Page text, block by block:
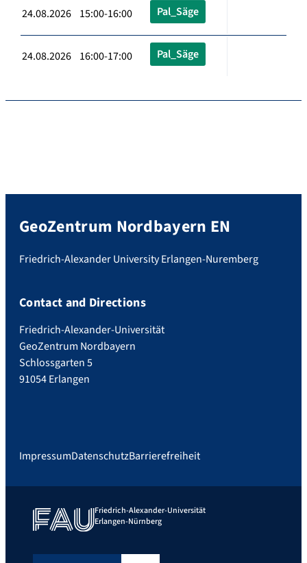
24.08.2026 15:00-16:00 Pal_Säge
24.08.2026 16:00-17:00 Pal_Säge
GeoZentrum Nordbayern EN
Friedrich-Alexander University Erlangen-Nuremberg
Contact and Directions
Friedrich-Alexander-Universität
GeoZentrum Nordbayern
Schlossgarten 5
91054 Erlangen
ImpressumDatenschutzBarrierefreiheit
Friedrich-Alexander-Universität
Erlangen-Nürnberg